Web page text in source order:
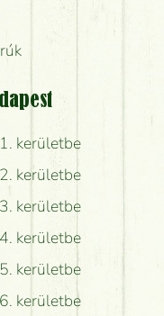
kerületbe
kerületbe
kerületbe
kerületbe
kerületbe
kerületbe